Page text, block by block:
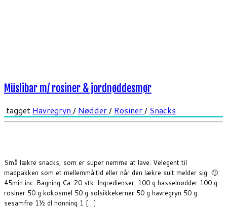
Små lækre snacks, som er super nemme at lave. Velegent til
madpakken som et mellemmåltid eller når den lækre sult melder sig 🙂
45min inc. Bagning Ca. 20 stk. Ingredienser: 100 g hasselnødder 100 g
rosiner 50 g kokosmel 50 g solsikkekerner 50 g havregryn 50 g
sesamfrø 1½ dl honning 1 […]
Müslibar m/ rosiner & jordnøddesmør
tagget Havregryn / Nødder/ Rosiner/ Snacks